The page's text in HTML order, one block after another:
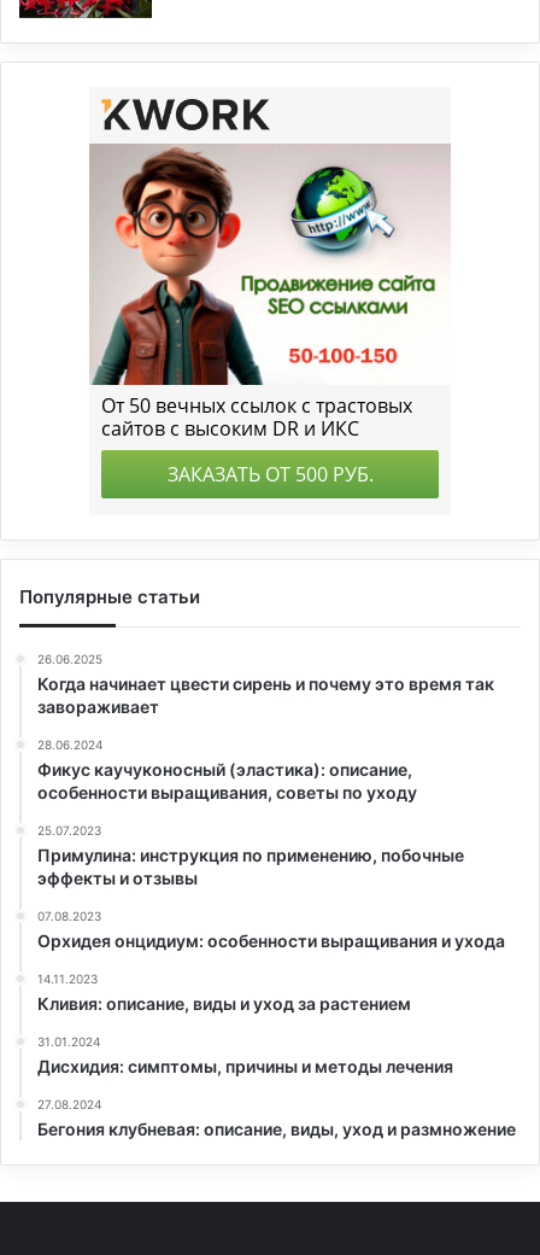
Популярные статьи
26.06.2025
Когда начинает цвести сирень и почему это время так
завораживает
28.06.2024
Фикус каучуконосный (эластика): описание,
особенности выращивания, советы по уходу
25.07.2023
Примулина: инструкция по применению, побочные
эффекты и отзывы
07.08.2023
Орхидея онцидиум: особенности выращивания и ухода
14.11.2023
Кливия: описание, виды и уход за растением
31.01.2024
Дисхидия: симптомы, причины и методы лечения
27.08.2024
Бегония клубневая: описание, виды, уход и размножение